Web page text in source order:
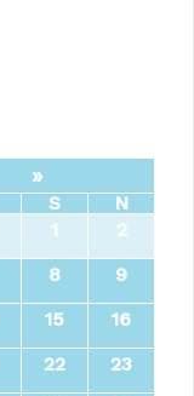
»
S
N
1
2
8
9
15
16
22
23